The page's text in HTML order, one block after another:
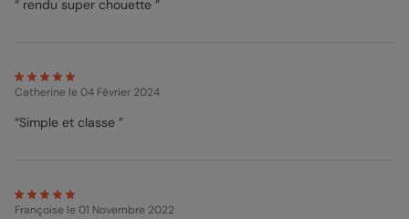
“ rendu super chouette ”
Catherine le 04 Février 2024
“Simple et classe ”
Françoise le 01 Novembre 2022